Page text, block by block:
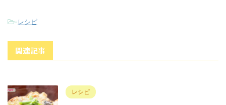
-レシピ
関連記事
レシピ